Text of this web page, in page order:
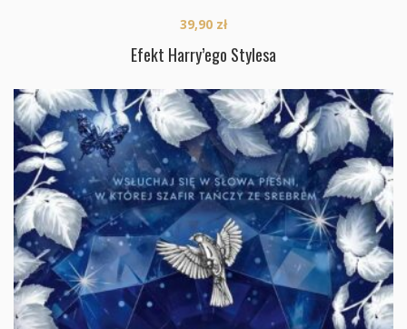
Efekt Harry’ego Stylesa
39,90 zł